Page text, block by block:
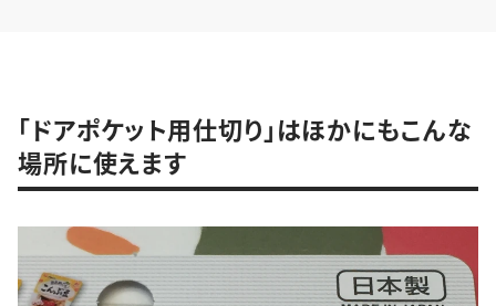
「ドアポケット用仕切り」はほかにもこんな
場所に使えます